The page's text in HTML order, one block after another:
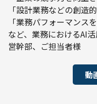
「設計業務などの創造
「業務パフォーマンス
など、業務におけるAI
営幹部、ご担当者様
動